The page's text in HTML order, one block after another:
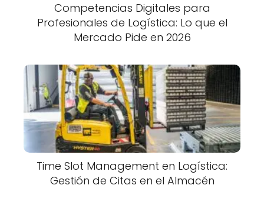
Competencias Digitales para
Profesionales de Logística: Lo que el
Mercado Pide en 2026
Time Slot Management en Logística:
Gestión de Citas en el Almacén